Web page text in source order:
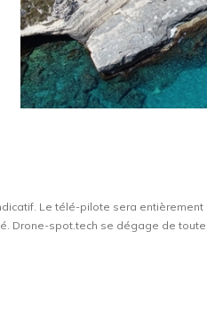
Le télé-pilote sera
Drone-spot.tech se dégage de